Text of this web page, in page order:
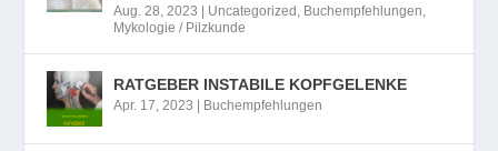
Aug. 28, 2023 Uncategorized , Buchempfehlungen,
Mykologie / Pilzkunde
RATGEBER INSTABILE KOPFGELENKE
Apr. 17, 2023 Buchempfehlungen